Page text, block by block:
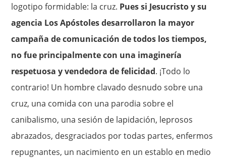
logotipo formidable: la cruz. Pues si Jesucristo y su
agencia Los Apóstoles desarrollaron la mayor
campaña de comunicación de todos los tiempos,
no fue principalmente con una imaginería
respetuosa y vendedora de felicidad. ¡Todo lo
contrario! Un hombre clavado desnudo sobre una
cruz, una comida con una parodia sobre el
canibalismo, una sesión de lapidación, leprosos
abrazados, desgraciados por todas partes, enfermos
repugnantes, un nacimiento en un establo en medio